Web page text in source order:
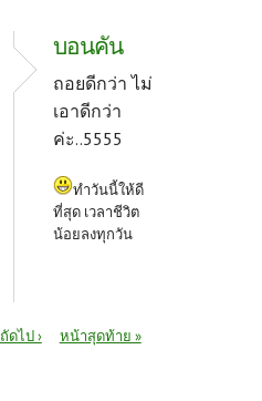
บอนคัน
ถอยดีกว่า ไม่
เอาดีกว่า
ค่ะ..5555
ทำวันนี้ให้ดี
ที่สุด เวลาชีวิต
น้อยลงทุกวัน
ถัดไป › หน้าสุดท้าย »